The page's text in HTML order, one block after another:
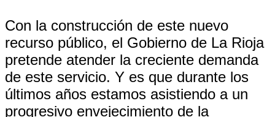
Con la construcción de este nuevo
recurso público, el Gobierno de La Rioja
pretende atender la creciente demanda
de este servicio. Y es que durante los
últimos años estamos asistiendo a un
progresivo envejecimiento de la